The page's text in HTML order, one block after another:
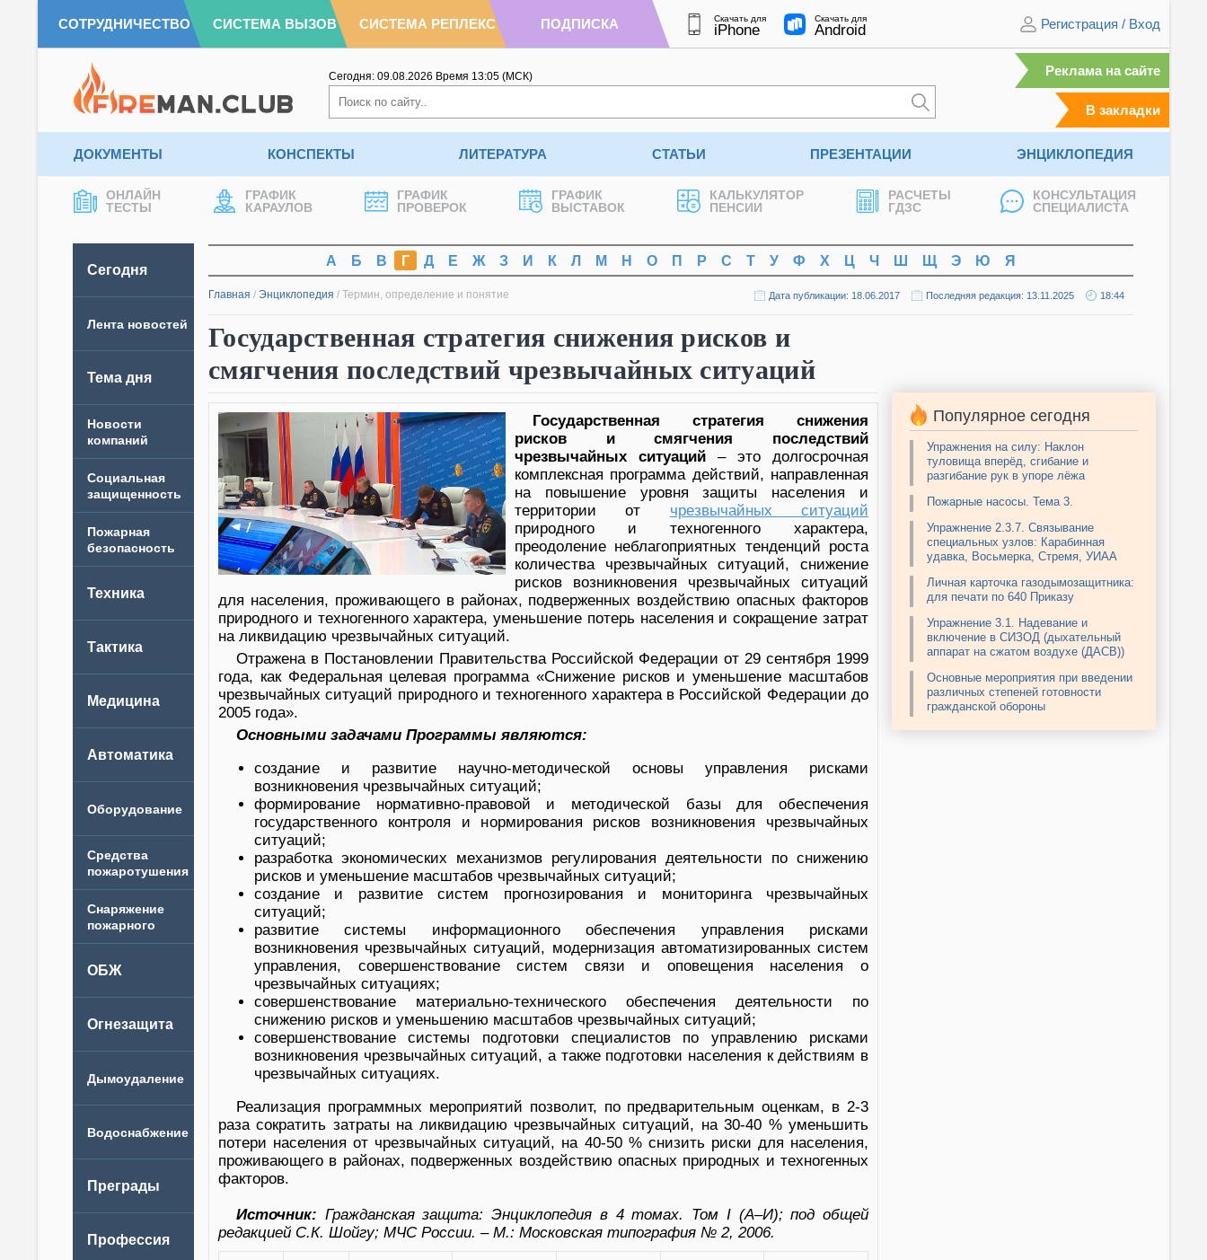
СОТРУДНИЧЕСТВО СИСТЕМА ВЫЗОВ СИСТЕМА РЕПЛЕКС ПОДПИСКА Скачать для
iPhone
Скачать для
Android Регистрация / Вход
Сегодня: 09.08.2026 Время 13:05 (МСК) Реклама на сайте
В закладки
ДОКУМЕНТЫ КОНСПЕКТЫ ЛИТЕРАТУРА СТАТЬИ ПРЕЗЕНТАЦИИ ЭНЦИКЛОПЕДИЯ
ОНЛАЙН
ТЕСТЫ
ГРАФИК
КАРАУЛОВ
ГРАФИК
ПРОВЕРОК
ГРАФИК
ВЫСТАВОК
КАЛЬКУЛЯТОР
ПЕНСИИ
РАСЧЕТЫ
ГДЗС
КОНСУЛЬТАЦИЯ
СПЕЦИАЛИСТА
Сегодня
Лента новостей
Тема дня
Новости
компаний
А Б В Г Д Е Ж З И К Л М Н О П Р С Т У Ф Х Ц Ч Ш Щ Э Ю Я
Главная / Энциклопедия / Термин, определение и понятие Дата публикации: 18.06.2017 Последняя редакция: 13.11.2025 18:44
Государственная стратегия снижения рисков и
смягчения последствий чрезвычайных ситуаций
Государственная стратегия снижения
рисков и смягчения последствий
чрезвычайных ситуаций – это долгосрочная
комплексная программа действий, направленная
на повышение уровня защиты населения и
территории от чрезвычайных ситуаций
природного и техногенного характера,
преодоление неблагоприятных тенденций роста
количества чрезвычайных ситуаций, снижение
рисков возникновения чрезвычайных ситуаций
для населения, проживающего в районах, подверженных воздействию опасных факторов
природного и техногенного характера, уменьшение потерь населения и сокращение затрат
на ликвидацию чрезвычайных ситуаций.
Отражена в Постановлении Правительства Российской Федерации от 29 сентября 1999
года, как Федеральная целевая программа «Снижение рисков и уменьшение масштабов
чрезвычайных ситуаций природного и техногенного характера в Российской Федерации до
2005 года».
Основными задачами Программы являются:
создание и развитие научно-методической основы управления рисками
возникновения чрезвычайных ситуаций;
формирование нормативно-правовой и методической базы для обеспечения
государственного контроля и нормирования рисков возникновения чрезвычайных
ситуаций;
разработка экономических механизмов регулирования деятельности по снижению
рисков и уменьшение масштабов чрезвычайных ситуаций;
создание и развитие систем прогнозирования и мониторинга чрезвычайных
ситуаций;
развитие системы информационного обеспечения управления рисками
возникновения чрезвычайных ситуаций, модернизация автоматизированных систем
управления, совершенствование систем связи и оповещения населения о
чрезвычайных ситуациях;
совершенствование материально-технического обеспечения деятельности по
снижению рисков и уменьшению масштабов чрезвычайных ситуаций;
совершенствование системы подготовки специалистов по управлению рисками
возникновения чрезвычайных ситуаций, а также подготовки населения к действиям в
чрезвычайных ситуациях.
Реализация программных мероприятий позволит, по предварительным оценкам, в 2-3
раза сократить затраты на ликвидацию чрезвычайных ситуаций, на 30-40 % уменьшить
потери населения от чрезвычайных ситуаций, на 40-50 % снизить риски для населения,
проживающего в районах, подверженных воздействию опасных природных и техногенных
факторов.
Источник: Гражданская защита: Энциклопедия в 4 томах. Том I (А–И); под общей
редакцией С.К. Шойгу; МЧС России. – М.: Московская типография № 2, 2006.
Популярное сегодня
Упражнения на силу: Наклон
туловища вперёд, сгибание и
разгибание рук в упоре лёжа
Пожарные насосы. Тема 3.
Упражнение 2.3.7. Связывание
специальных узлов: Карабинная
удавка, Восьмерка, Стремя, УИАА
Личная карточка газодымозащитника:
для печати по 640 Приказу
Упражнение 3.1. Надевание и
включение в СИЗОД (дыхательный
аппарат на сжатом воздухе (ДАСВ))
Основные мероприятия при введении
различных степеней готовности
гражданской обороны